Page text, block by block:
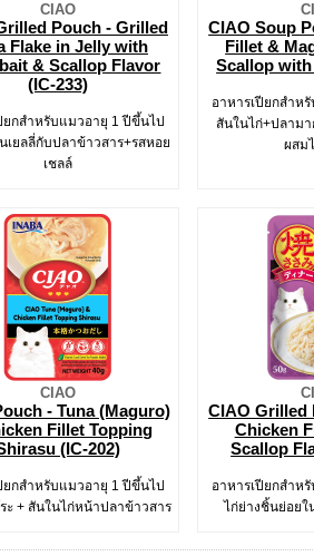
CIAO
Pouch - Grilled
Flake in Jelly with
& Scallop Flavor
(IC-233)
ยกสำหรับแมวอายุ 1 ปีขึ้นไป
เยลลี่กับปลาข้าวสาร+รสหอย
เชลล์
CIAO Soup
Fillet &
Scallop with
อาหารเปียกสำห
สันในไก่+ปลามา
ผสม
CIAO
- Tuna (Maguro)
Fillet Topping
(IC-202)
ยกสำหรับแมวอายุ 1 ปีขึ้นไป
ะ + สันในไก่หน้าปลาข้าวสาร
CIAO Grilled
Chicken
Scallop
อาหารเปียกสำห
ไก่ย่างชิ้นย่อยใ